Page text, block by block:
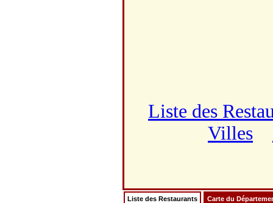
Liste des
Villes
Liste des Restaurants Carte du